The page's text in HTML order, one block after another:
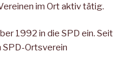
im Ort aktiv tätig.
1992 in die SPD ein. Seit
SPD-Ortsverein